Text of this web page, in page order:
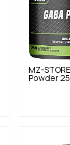
MZ-STORE
Powder